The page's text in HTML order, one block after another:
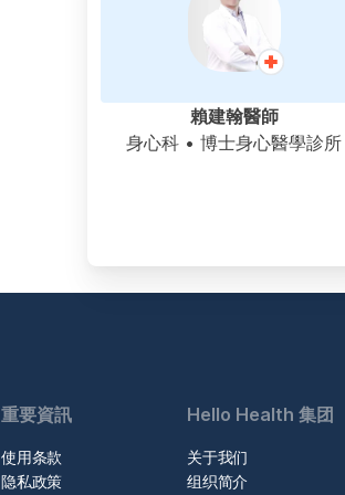
賴建翰醫師
身心科 • 博士身心醫學診所
重要資訊
使用条款
隐私政策
Hello Health 集团
关于我们
组织简介